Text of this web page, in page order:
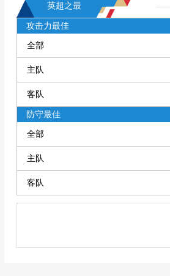
英超之最
攻击力最佳
全部
主队
客队
防守最佳
全部
主队
客队